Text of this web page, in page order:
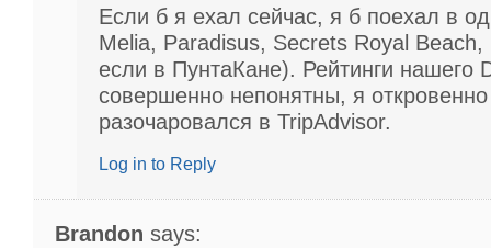
Если б я ехал сейчас, я б поехал в
Melia, Paradisus, Secrets Royal Beach,
если в ПунтаКане). Рейтинги нашего
совершенно непонятны, я откровенно
разочаровался в TripAdvisor.
Log in to Reply
Brandon says: